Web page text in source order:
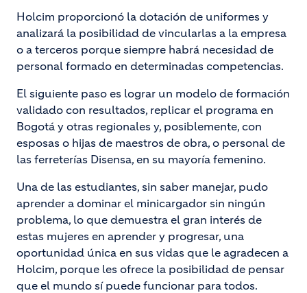
Holcim proporcionó la dotación de uniformes y
analizará la posibilidad de vincularlas a la empresa
o a terceros porque siempre habrá necesidad de
personal formado en determinadas competencias.
El siguiente paso es lograr un modelo de formación
validado con resultados, replicar el programa en
Bogotá y otras regionales y, posiblemente, con
esposas o hijas de maestros de obra, o personal de
las ferreterías Disensa, en su mayoría femenino.
Una de las estudiantes, sin saber manejar, pudo
aprender a dominar el minicargador sin ningún
problema, lo que demuestra el gran interés de
estas mujeres en aprender y progresar, una
oportunidad única en sus vidas que le agradecen a
Holcim, porque les ofrece la posibilidad de pensar
que el mundo sí puede funcionar para todos.